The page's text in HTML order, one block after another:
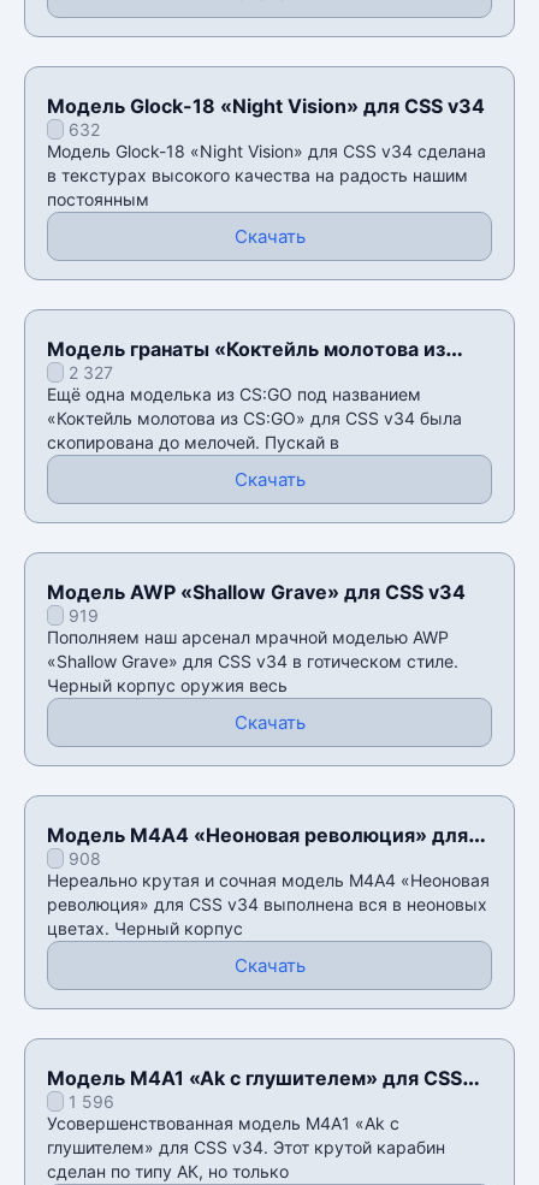
Модель Glock-18 «Night Vision» для CSS v34
632
Модель Glock-18 «Night Vision» для CSS v34 сделана
в текстурах высокого качества на радость нашим
постоянным
Скачать
Модель гранаты «Коктейль молотова из
CS:GO» для CSS v34
2 327
Ещё одна моделька из CS:GO под названием
«Коктейль молотова из CS:GO» для CSS v34 была
скопирована до мелочей. Пускай в
Скачать
Модель AWP «Shallow Grave» для CSS v34
919
Пополняем наш арсенал мрачной моделью AWP
«Shallow Grave» для CSS v34 в готическом стиле.
Черный корпус оружия весь
Скачать
Модель M4A4 «Неоновая революция» для
CSS v34
908
Нереально крутая и сочная модель M4A4 «Неоновая
революция» для CSS v34 выполнена вся в неоновых
цветах. Черный корпус
Скачать
Модель M4A1 «Ak с глушителем» для CSS
v341 596
Усовершенствованная модель M4A1 «Ak с
глушителем» для CSS v34. Этот крутой карабин
сделан по типу АК, но только